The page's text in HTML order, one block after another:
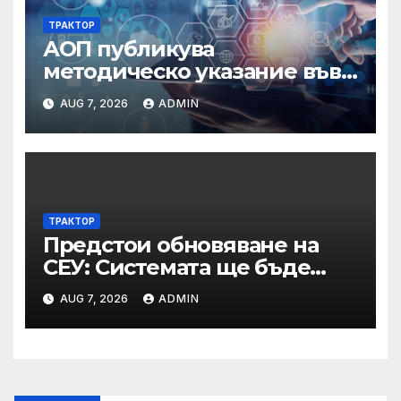
ТРАКТОР
АОП публикува
методическо указание във
връзка с промени в
основанията за
задължително
отстраняване на кандидати
AUG 7, 2026 ADMIN
ТРАКТОР
Предстои обновяване на
СЕУ: Системата ще бъде
временно недостъпна на 10
и 11 август 2026 г.
AUG 7, 2026 ADMIN